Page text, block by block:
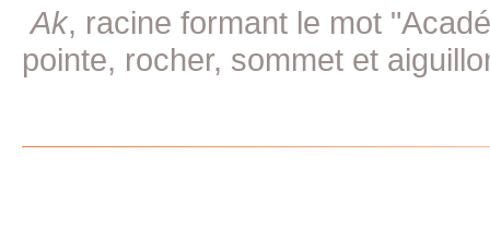
Ak, racine formant le mot
pointe, rocher, sommet et